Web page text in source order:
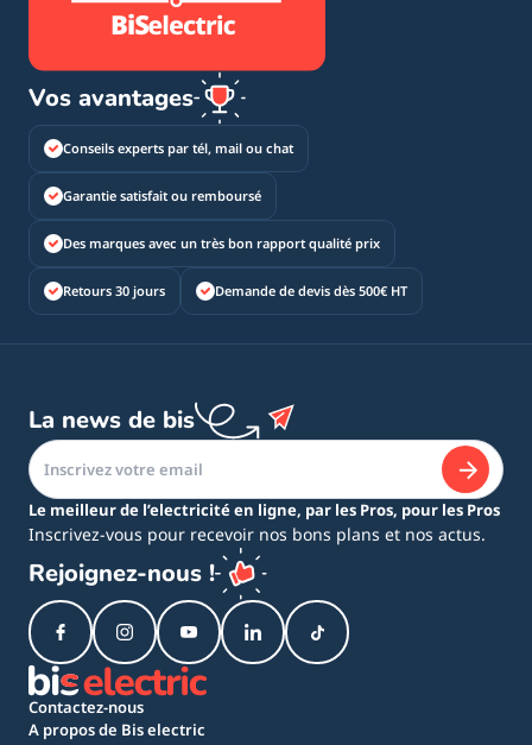
Vos avantages
Conseils experts par tél, mail ou chat
Garantie satisfait ou remboursé
Des marques avec un très bon rapport qualité prix
Retours 30 jours Demande de devis dès 500€ HT
La news de bis
Le meilleur de l’electricité en ligne, par les Pros, pour les Pros
Inscrivez-vous pour recevoir nos bons plans et nos actus.
Rejoignez-nous !
Contactez-nous
A propos de Bis electric